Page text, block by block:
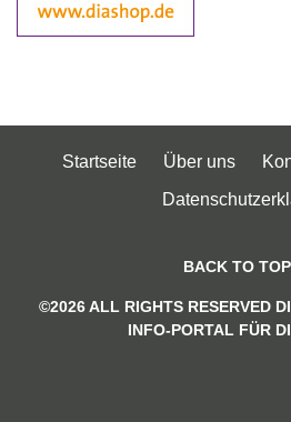
Startseite Über uns
BACK TO TOP
©2026 ALL RIGHTS RESERVED
INFO-PORTAL FÜR